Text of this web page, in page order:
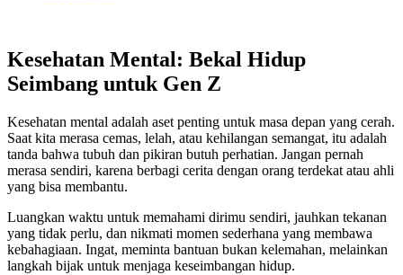
Kesehatan Mental: Bekal Hidup
Seimbang untuk Gen Z
Kesehatan mental adalah aset penting untuk masa depan yang cerah.
Saat kita merasa cemas, lelah, atau kehilangan semangat, itu adalah
tanda bahwa tubuh dan pikiran butuh perhatian. Jangan pernah
merasa sendiri, karena berbagi cerita dengan orang terdekat atau ahli
yang bisa membantu.
Luangkan waktu untuk memahami dirimu sendiri, jauhkan tekanan
yang tidak perlu, dan nikmati momen sederhana yang membawa
kebahagiaan. Ingat, meminta bantuan bukan kelemahan, melainkan
langkah bijak untuk menjaga keseimbangan hidup.